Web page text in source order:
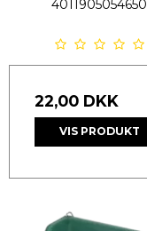
4011905054650
22,00 DKK
VIS PRODUKT